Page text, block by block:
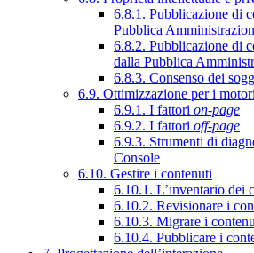
6.8.1. Pubblicazione di
Pubblica
6.8.2. Pubblicazione di
dalla Pubblica
6.8.3. Consenso dei
6.9. Ottimizzazione per i
6.9.1. I fattori on-page
6.9.2. I fattori off-page
6.9.3. Strumenti di
Console
6.10. Gestire i contenuti
6.10.1. L’inventario dei
6.10.2. Revisionare i
6.10.3. Migrare i
6.10.4. Pubblicare i